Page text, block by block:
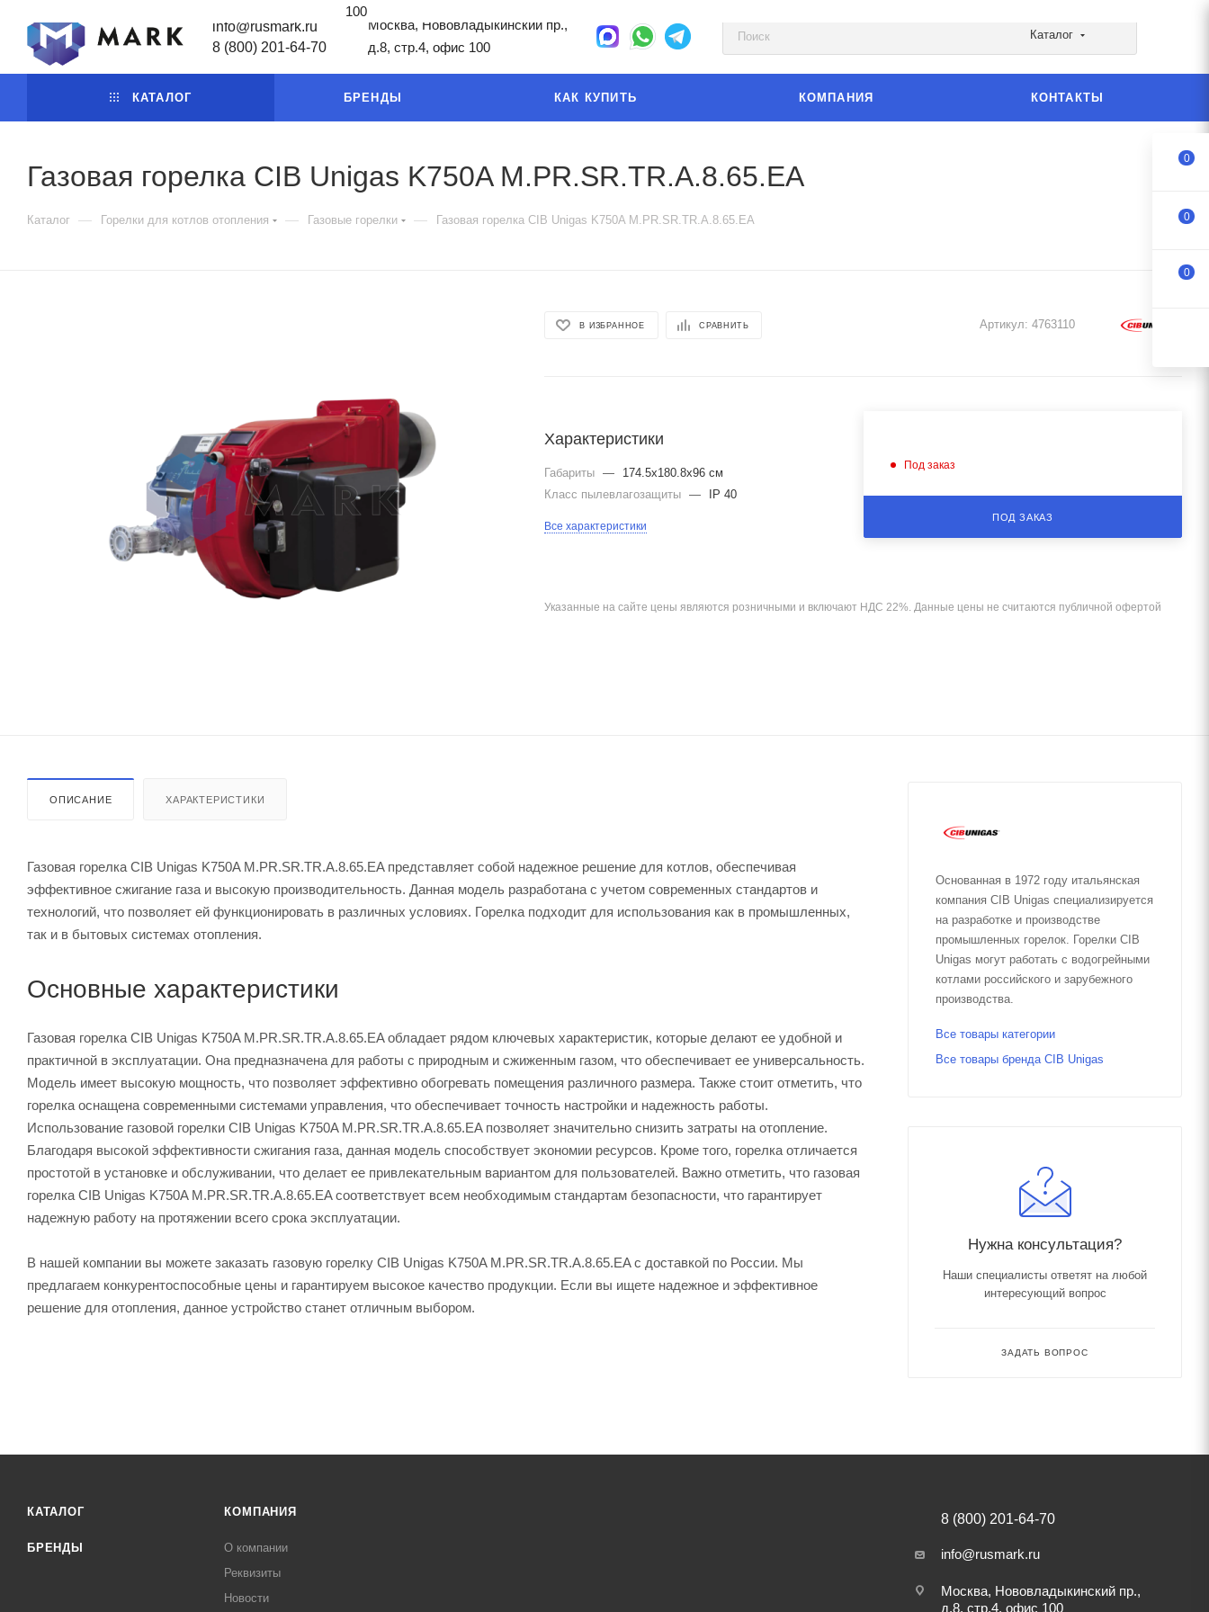
info@rusmark.ru
8 (800) 201-64-70
Москва, Нововладыкинский пр.,
д.8, стр.4, офис 100
Каталог
КАТАЛОГ БРЕНДЫ КАК КУПИТЬ КОМПАНИЯ КОНТАКТЫ
100
Газовая горелка CIB Unigas K750A M.PR.SR.TR.A.8.65.EA
Каталог — Горелки для котлов отопления — Газовые горелки — Газовая горелка CIB Unigas K750A M.PR.SR.TR.A.8.65.EA
В ИЗБРАННОЕ СРАВНИТЬ Артикул: 4763110
Характеристики
Габариты —
174.5x180.8x96 см
Класс пылевлагозащиты
— IP 40
Все характеристики
Под заказ
ПОД ЗАКАЗ
Указанные на сайте цены являются розничными и включают НДС 22%. Данные цены не считаются публичной офертой
ОПИСАНИЕ ХАРАКТЕРИСТИКИ
Газовая горелка CIB Unigas K750A M.PR.SR.TR.A.8.65.EA представляет собой надежное решение для котлов, обеспечивая
эффективное сжигание газа и высокую производительность. Данная модель разработана с учетом современных стандартов и
технологий, что позволяет ей функционировать в различных условиях. Горелка подходит для использования как в промышленных,
так и в бытовых системах отопления.
Основные характеристики
Газовая горелка CIB Unigas K750A M.PR.SR.TR.A.8.65.EA обладает рядом ключевых характеристик, которые делают ее удобной и
практичной в эксплуатации. Она предназначена для работы с природным и сжиженным газом, что обеспечивает ее универсальность.
Модель имеет высокую мощность, что позволяет эффективно обогревать помещения различного размера. Также стоит отметить, что
горелка оснащена современными системами управления, что обеспечивает точность настройки и надежность работы.
Использование газовой горелки CIB Unigas K750A M.PR.SR.TR.A.8.65.EA позволяет значительно снизить затраты на отопление.
Благодаря высокой эффективности сжигания газа, данная модель способствует экономии ресурсов. Кроме того, горелка отличается
простотой в установке и обслуживании, что делает ее привлекательным вариантом для пользователей. Важно отметить, что газовая
горелка CIB Unigas K750A M.PR.SR.TR.A.8.65.EA соответствует всем необходимым стандартам безопасности, что гарантирует
надежную работу на протяжении всего срока эксплуатации.
В нашей компании вы можете заказать газовую горелку CIB Unigas K750A M.PR.SR.TR.A.8.65.EA с доставкой по России. Мы
предлагаем конкурентоспособные цены и гарантируем высокое качество продукции. Если вы ищете надежное и эффективное
решение для отопления, данное устройство станет отличным выбором.
Основанная в 1972 году итальянская
компания CIB Unigas специализируется
на разработке и производстве
промышленных горелок. Горелки CIB
Unigas могут работать с водогрейными
котлами российского и зарубежного
производства.
Все товары категории
Все товары бренда CIB Unigas
Нужна консультация?
Наши специалисты ответят на любой
интересующий вопрос
ЗАДАТЬ ВОПРОС
КАТАЛОГ
БРЕНДЫ
КОМПАНИЯ
О компании
Реквизиты
Новости
8 (800) 201-64-70
info@rusmark.ru
Москва, Нововладыкинский пр.,
д.8, стр.4, офис 100
0
0
0